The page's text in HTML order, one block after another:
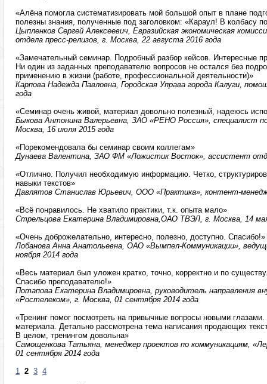
«Алёна помогла систематизировать мой большой опыт в плане
полезны знания, полученные под заголовком: «Караул! В колбасу
Цыпленков Сергей Алексеевич, Евразийская экономическая
отдела пресс-релизов, г. Москва, 22 августа 2016 года
«Замечательный семинар. Подробный разбор кейсов. Интересные
Ни один из заданных преподавателю вопросов не остался без
применению в жизни (работе, профессиональной деятельности)»
Карпова Надежда Павловна, Городская Управа города Калуги,
года
«Семинар очень живой, материал довольно полезный, надеюсь
Быкова Антонина Валерьевна, ЗАО «РЕНО Россия», специалист
Москва, 16 июля 2015 года
«Порекомендовала бы семинар своим коллегам»
Дунаева Валентина, ЗАО ФМ «Ложистик Восток», ассистент
«Отлично. Получил необходимую информацию. Четко,
навыки текстов»
Давлятов Станислав Юрьевич, ООО «Практика», контент-
«Всё понравилось. Не хватило практики, т.к. опыта мало»
Стрельцова Екатерина Владимировна,ОАО ТВЭЛ, г. Москва, 14
«Очень доброжелательно, интересно, полезно, доступно. Спасибо!»
Лобанова Анна Анатольевна, ОАО «Вымпел-Коммуникации»,
ноября 2014 года
«Весь материал был уложен кратко, точно, корректно и по
Спасибо преподавателю!»
Потапова Екатерина Владимировна, руководитель направления
«Ростелеком», г. Москва, 01 сентября 2014 года
«Тренинг помог посмотреть на привычные вопросы новыми глазами.
материала. Детально рассмотрена тема написания продающих
В целом, тренингом довольна»
Самощенкова Татьяна, менеджер проектов по коммуникациям,
01 сентября 2014 года
1 2 3 4